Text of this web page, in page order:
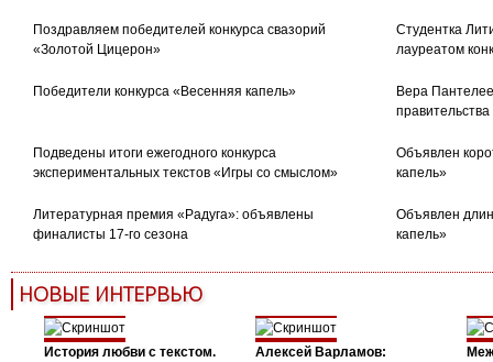
Поздравляем победителей конкурса свазорий
«Золотой Цицерон»
Студентка
лауреатом
Победители конкурса «Весенняя капель»
Вера
Подведены итоги ежегодного конкурса
экспериментальных текстов «Игры со смыслом»
Объявлен
капель»
Литературная премия «Радуга»: объявлены
финалисты 17-го сезона
Объявлен
капель»
НОВЫЕ ИНТЕРВЬЮ
История любви с текстом.
Алексей Варламов: